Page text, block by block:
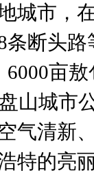
城市，
条断头路
6000亩敖
山城市
气清新
特的亮